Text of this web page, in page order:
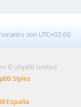
son UTC+02:00
© phpBB Limited
Styles
España